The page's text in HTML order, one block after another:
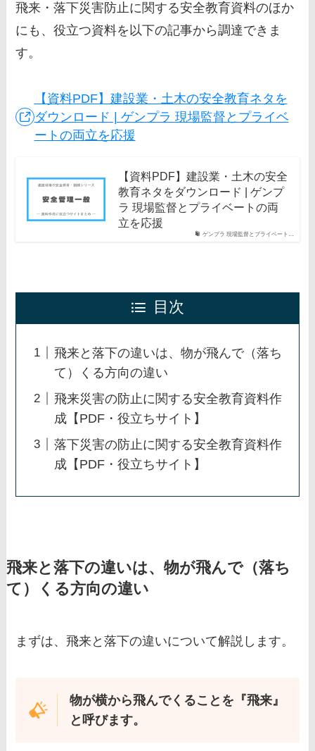
飛来・落下災害防止に関する安全教育資料のほか
にも、役立つ資料を以下の記事から調達できま
す。
【資料PDF】建設業・土木の安全教育ネタを
ダウンロード | ゲンプラ 現場監督とプライベ
ートの両立を応援
ゲンプラ 現場監督とプライベート…
【資料PDF】建設業・土木の安全
教育ネタをダウンロード | ゲンプ
ラ 現場監督とプライベートの両
立を応援
目次
飛来と落下の違いは、物が飛んで（落ち
て）くる方向の違い
飛来災害の防止に関する安全教育資料作
成【PDF・役立ちサイト】
落下災害の防止に関する安全教育資料作
成【PDF・役立ちサイト】
飛来と落下の違いは、物が飛んで（落ち
て）くる方向の違い
まずは、飛来と落下の違いについて解説します。
物が横から飛んでくることを『飛来』
と呼びます。